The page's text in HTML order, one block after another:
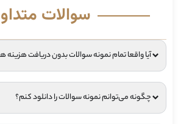
سوالات
آیا واقعا تمام نمونه سوالات بدون دریافت هزینه
چگونه می‌توانم نمونه سوالات را دانلود کنم؟